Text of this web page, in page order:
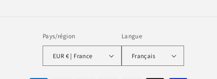
Pays/région
EUR € | France
Langue
Français